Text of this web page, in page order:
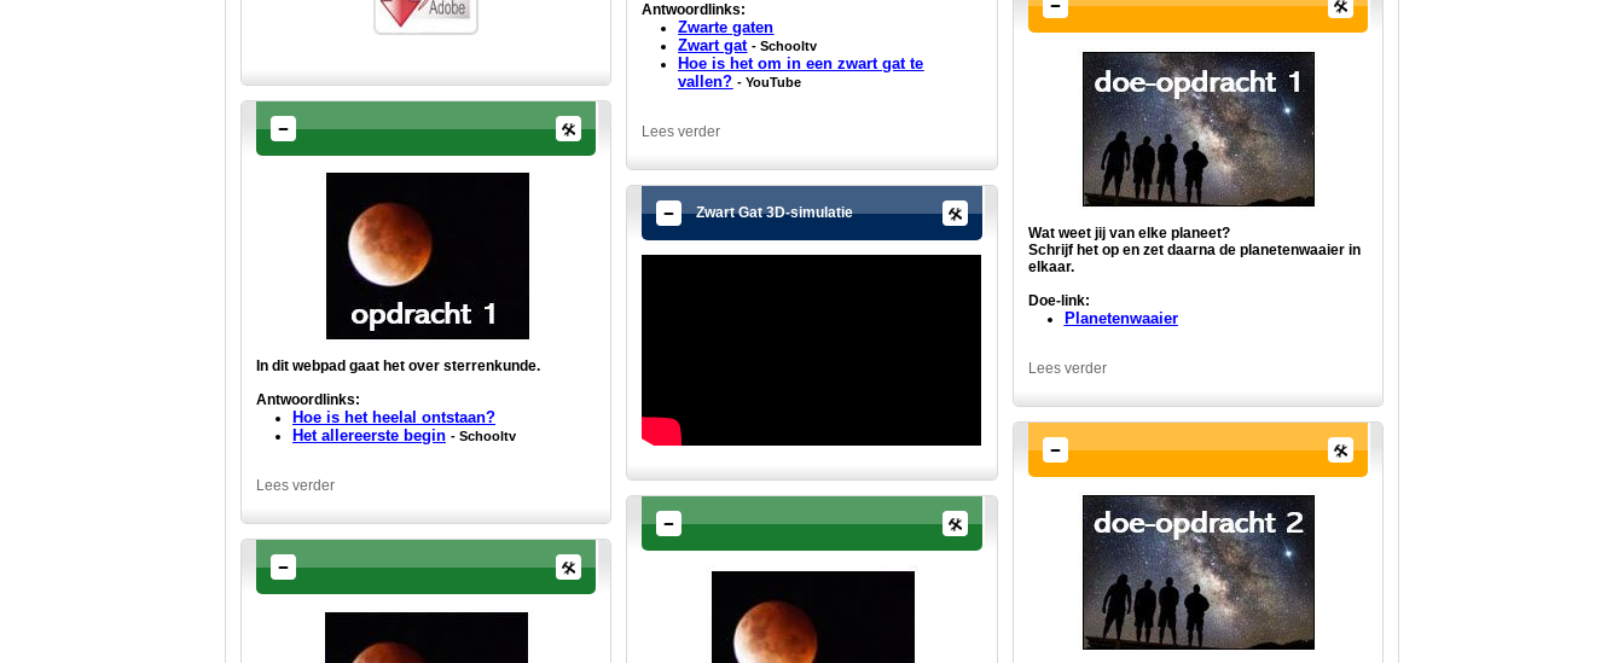
In dit webpad gaat het over sterrenkunde.
Antwoordlinks:
Hoe is het heelal ontstaan?
Het allereerste begin - Schooltv
Lees verder
Antwoordlinks:
Zwarte gaten
Zwart gat - Schooltv
Hoe is het om in een zwart gat te
vallen? - YouTube
Lees verder
Zwart Gat 3D-simulatie
Wat weet jij van elke planeet?
Schrijf het op en zet daarna de planetenwaaier in
elkaar.
Doe-link:
Planetenwaaier
Lees verder